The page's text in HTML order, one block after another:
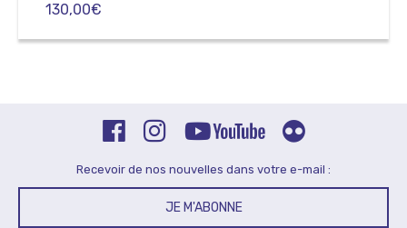
130,00€
Recevoir de nos nouvelles dans votre e-mail :
JE M'ABONNE